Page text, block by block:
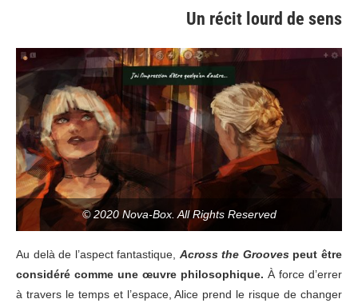
Un récit lourd de sens
© 2020 Nova-Box. All Rights Reserved
Au delà de l’aspect fantastique, Across the Groovespeut être
considéré comme une œuvre philosophique. À force d’errer
à travers le temps et l’espace, Alice prend le risque de changer